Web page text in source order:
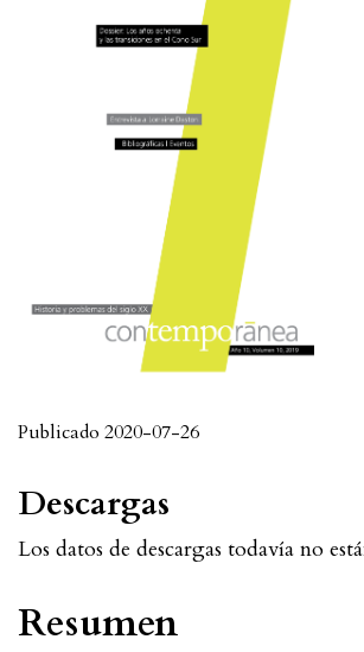
Publicado 2020-07-26
Resumen
Descargas
Los datos de descargas todavía no